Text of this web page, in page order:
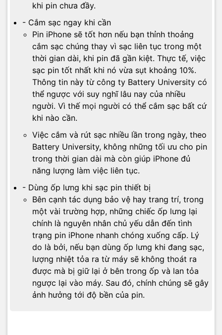
khi pin chưa đầy.
- Cắm sạc ngay khi cần
Pin iPhone sẽ tốt hơn nếu bạn thỉnh thoảng
cắm sạc chúng thay vì sạc liên tục trong một
thời gian dài, khi pin đã gần kiệt. Thực tế, việc
sạc pin tốt nhất khi nó vừa sụt khoảng 10%.
Thông tin này từ công ty Battery University có
thể ngược với suy nghĩ lâu nay của nhiều
người. Vì thế mọi người có thể cắm sạc bất cứ
khi nào cần.
Việc cắm và rút sạc nhiều lần trong ngày, theo
Battery University, không những tối ưu cho pin
trong thời gian dài mà còn giúp iPhone đủ
năng lượng làm việc liên tục.
- Dùng ốp lưng khi sạc pin thiết bị
Bên cạnh tác dụng bảo vệ hay trang trí, trong
một vài trường hợp, những chiếc ốp lưng lại
chính là nguyên nhân chủ yếu dẫn đến tình
trạng pin iPhone nhanh chóng xuống cấp. Lý
do là bởi, nếu bạn dùng ốp lưng khi đang sạc,
lượng nhiệt tỏa ra từ máy sẽ không thoát ra
được mà bị giữ lại ở bên trong ốp và lan tỏa
ngược lại vào máy. Sau đó, chính chúng sẽ gây
ảnh hưởng tới độ bền của pin.